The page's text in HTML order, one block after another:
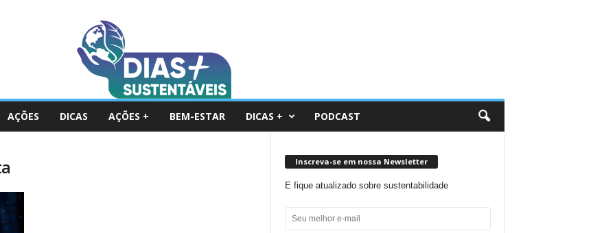
AÇÕES DICAS AÇÕES + BEM-ESTAR DICAS + PODCAST
Inscreva-se em nossa Newsletter
E fique atualizado sobre sustentabilidade